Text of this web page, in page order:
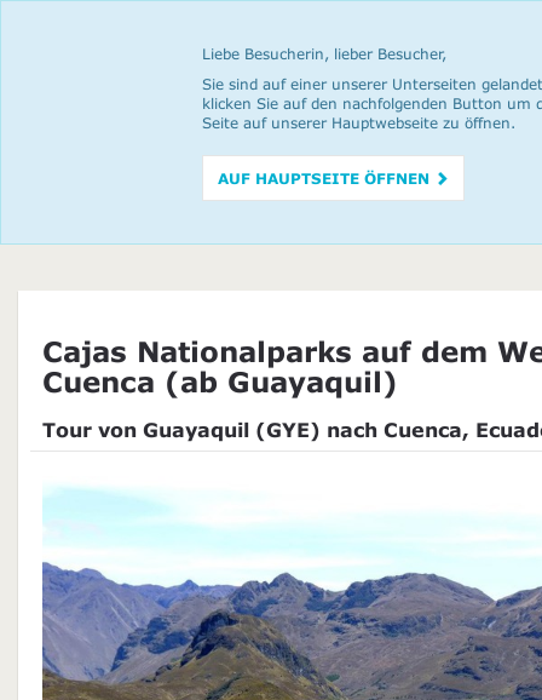
Liebe Besucherin, lieber Besucher,
Sie sind auf einer unserer Unterseiten
klicken Sie auf den nachfolgenden Button um
Seite auf unserer Hauptwebseite zu öffnen.
AUF HAUPTSEITE ÖFFNEN
Cajas Nationalparks auf dem
Cuenca (ab Guayaquil)
Tour von Guayaquil (GYE) nach Cuenca,